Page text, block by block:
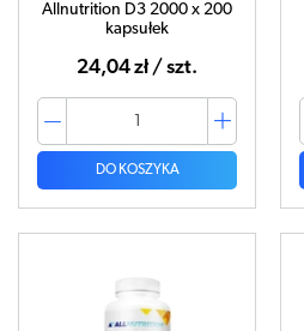
Allnutrition D3 2000 x 200
kapsułek
24,04 zł / szt.
DO KOSZYKA